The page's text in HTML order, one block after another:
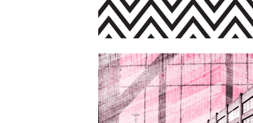
Chevron Graphic